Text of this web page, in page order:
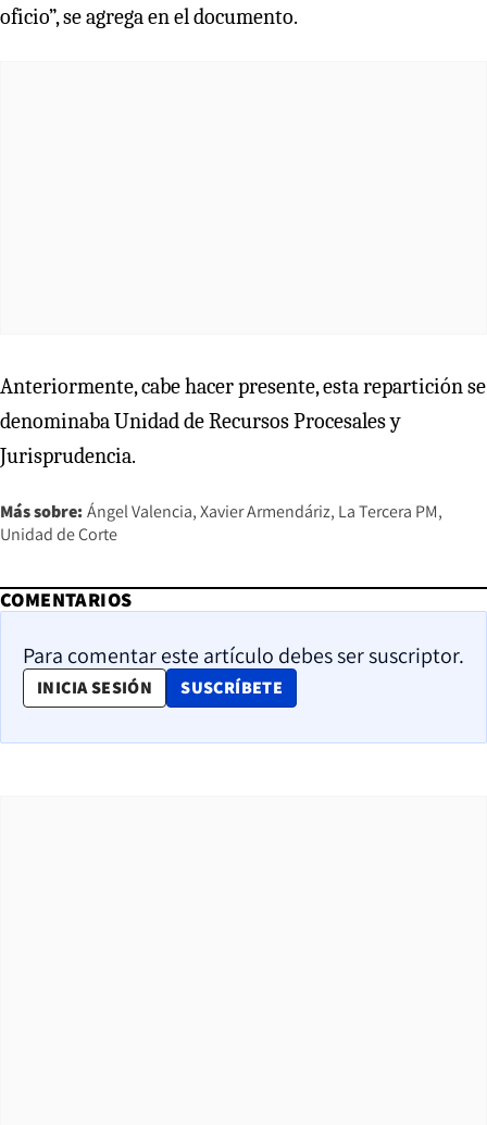
oficio”, se agrega en el documento.
Anteriormente, cabe hacer presente, esta repartición se
denominaba Unidad de Recursos Procesales y
Jurisprudencia.
Más sobre: Ángel Valencia Xavier Armendáriz La Tercera PM
Unidad de Corte
COMENTARIOS
Para comentar este artículo debes ser suscriptor.
INICIA SESIÓN SUSCRÍBETE
OPENS IN NEW WINDOW